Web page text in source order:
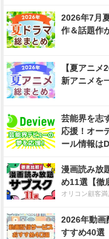
2026年7月
作＆話題作
【夏アニ
新アニメを
芸能界を志
応援！オー
ール情報は
漫画読み放
め11選【徹
オリコン顧客
2026年動画
すすめ40選